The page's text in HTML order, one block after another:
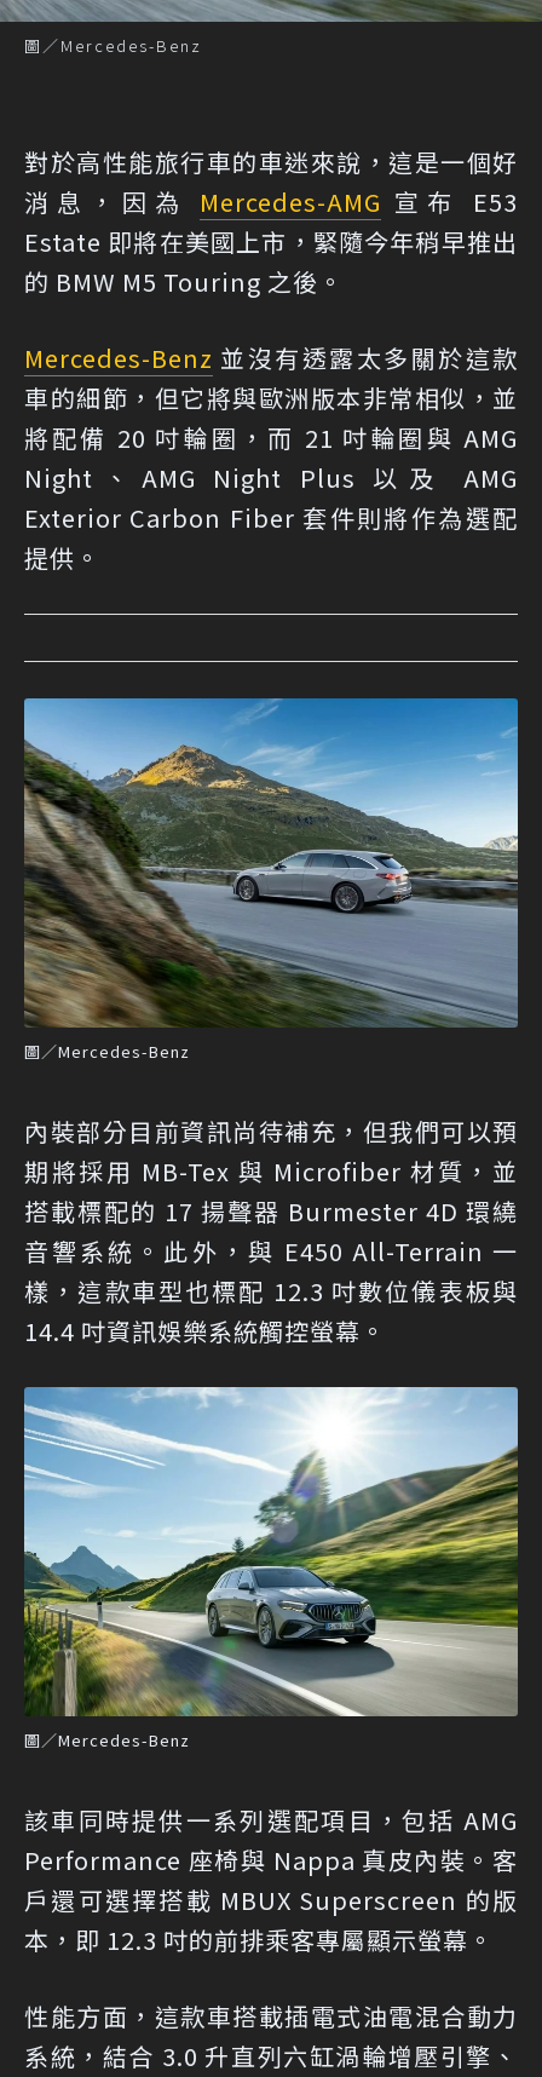
圖／Mercedes-Benz
對於高性能旅行車的車迷來說，這是一個好
消息，因為 Mercedes-AMG 宣布 E53
Estate 即將在美國上市，緊隨今年稍早推出
的 BMW M5 Touring 之後。
Mercedes-Benz 並沒有透露太多關於這款
車的細節，但它將與歐洲版本非常相似，並
將配備 20 吋輪圈，而 21 吋輪圈與 AMG
Night、AMG Night Plus 以及 AMG
Exterior Carbon Fiber 套件則將作為選配
提供。
圖／Mercedes-Benz
內裝部分目前資訊尚待補充，但我們可以預
期將採用 MB-Tex 與 Microfiber 材質，並
搭載標配的 17 揚聲器 Burmester 4D 環繞
音響系統。此外，與 E450 All-Terrain 一
樣，這款車型也標配 12.3 吋數位儀表板與
14.4 吋資訊娛樂系統觸控螢幕。
圖／Mercedes-Benz
該車同時提供一系列選配項目，包括 AMG
Performance 座椅與 Nappa 真皮內裝。客
戶還可選擇搭載 MBUX Superscreen 的版
本，即 12.3 吋的前排乘客專屬顯示螢幕。
性能方面，這款車搭載插電式油電混合動力
系統，結合 3.0 升直列六缸渦輪增壓引擎、